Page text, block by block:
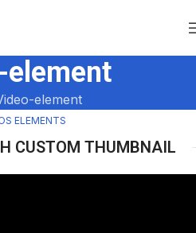
element
ELEMENTS
CUSTOM THUMBNAIL